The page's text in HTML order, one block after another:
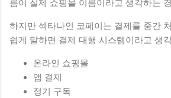
름이 실제 쇼핑몰 이름이라고 생각하는
하지만 섹타나인 코페이는 결제를 중간
쉽게 말하면 결제 대행 시스템이라고 생
온라인 쇼핑몰
앱 결제
정기 구독